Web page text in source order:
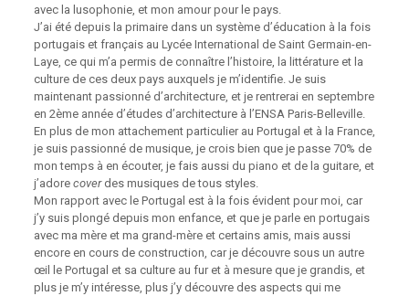
avec la lusophonie, et mon amour pour le pays.
J’ai été depuis la primaire dans un système d’éducation à la fois
portugais et français au Lycée International de Saint Germain-en-
Laye, ce qui m’a permis de connaître l’histoire, la littérature et la
culture de ces deux pays auxquels je m’identifie. Je suis
maintenant passionné d’architecture, et je rentrerai en septembre
en 2ème année d’études d’architecture à l’ENSA Paris-Belleville.
En plus de mon attachement particulier au Portugal et à la France,
je suis passionné de musique, je crois bien que je passe 70% de
mon temps à en écouter, je fais aussi du piano et de la guitare, et
j’adore cover des musiques de tous styles.
Mon rapport avec le Portugal est à la fois évident pour moi, car
j’y suis plongé depuis mon enfance, et que je parle en portugais
avec ma mère et ma grand-mère et certains amis, mais aussi
encore en cours de construction, car je découvre sous un autre
œil le Portugal et sa culture au fur et à mesure que je grandis, et
plus je m’y intéresse, plus j’y découvre des aspects qui me